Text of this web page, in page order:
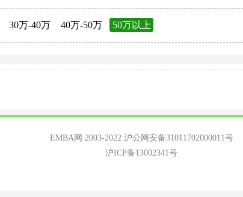
30万-40万 40万-50万 50万以上
EMBA网 2003-2022 沪公网安备31011702000011号
沪ICP备13002341号